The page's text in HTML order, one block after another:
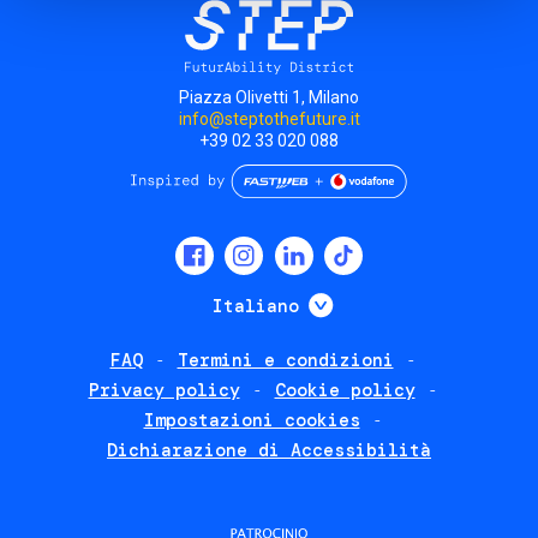
Piazza Olivetti 1, Milano
info@steptothefuture.it
+39 02 33 020 088
Italiano Mostra ulteriori
FAQ
Termini e condizioni
Privacy policy
Cookie policy
Impostazioni cookies
Dichiarazione di Accessibilità